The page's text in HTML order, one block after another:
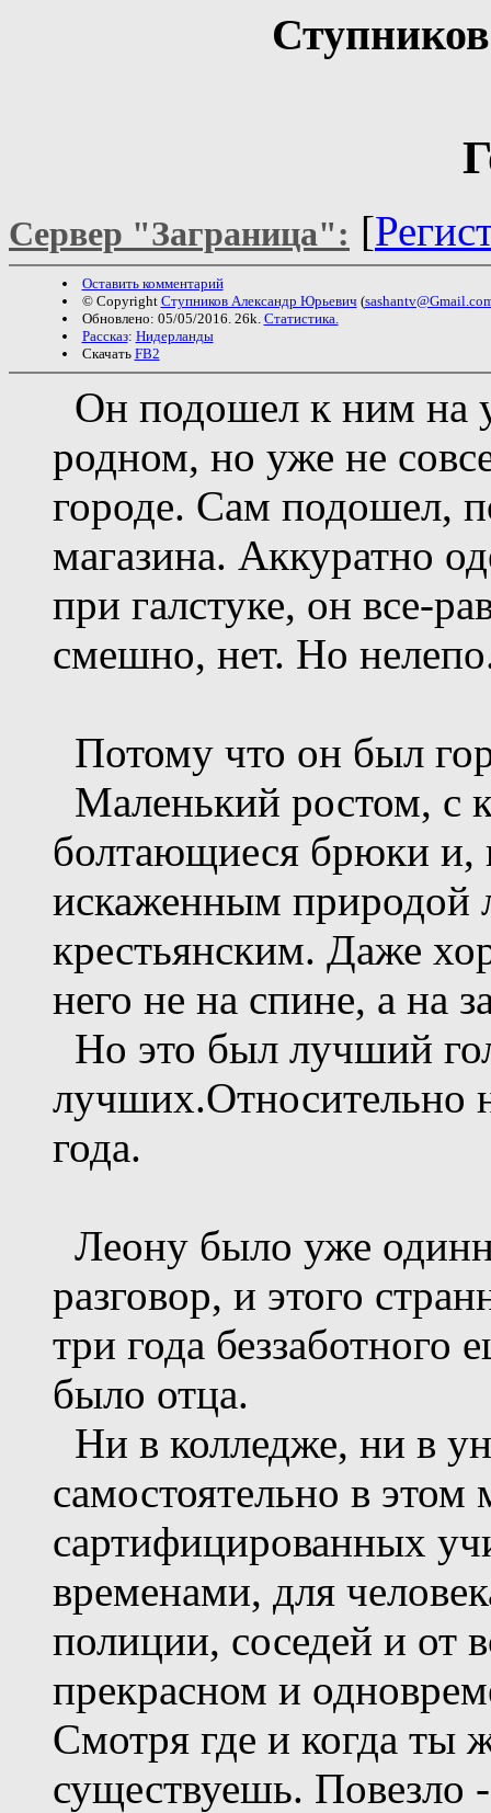
Сервер "Заграница": [
Оставить комментарий
© Copyright Ступников Александр Юрьевич (
Обновлено: 05/05/2016. 26k. Статистика.
Рассказ: Нидерланды
Скачать FB2
Он подошел к ним на
родном, но уже не
городе. Сам подошел,
магазина. Аккуратно
при галстуке, он все-
смешно, нет. Но
Потому что он был
Маленький ростом, с
болтающиеся брюки и,
искаженным
крестьянским. Даже
него не на спине, а на
Но это был лучший
лучших.Относительно
года.
Леону было уже
разговор, и этого
три года беззаботного
было отца.
Ни в колледже, ни в
самостоятельно в
сартифицированных
временами, для
полиции, соседей и от
прекрасном и
Смотря где и когда ты
существуешь. Повезло